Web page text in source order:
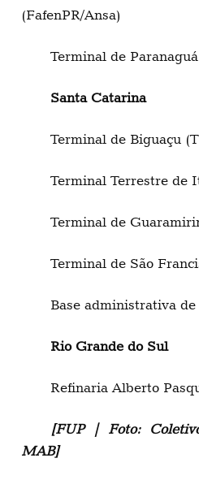
(FafenPR/Ansa)
Terminal de
Santa Catarina
Terminal de Biguaçu
Terminal Terrestre de
Terminal de
Terminal de São
Base administrativa
Rio Grande do Sul
Refinaria Alberto
[FUP | Foto:
MAB]